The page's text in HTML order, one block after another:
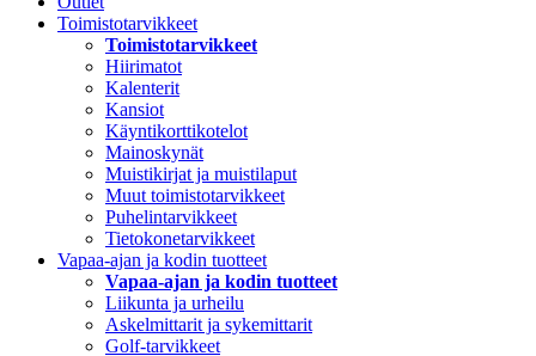
Toimistotarvikkeet
Toimistotarvikkeet
Hiirimatot
Kalenterit
Kansiot
Käyntikorttikotelot
Mainoskynät
Muistikirjat ja muistilaput
Muut toimistotarvikkeet
Puhelintarvikkeet
Tietokonetarvikkeet
Vapaa-ajan ja kodin tuotteet
Vapaa-ajan ja kodin tuotteet
Liikunta ja urheilu
Askelmittarit ja sykemittarit
Golf-tarvikkeet